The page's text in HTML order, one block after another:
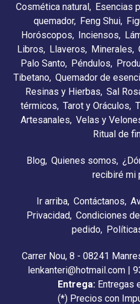
Cosmética natural Esencias
quemador
Feng Shui
Horóscopos
Inciensos
Libros
Llaveros Minerales
Palo Santo Péndulos
Tibetano Quemador de
Resinas y Hierbas Sal
térmicos Tarot y Oráculos
Artesanales Velas y
Ritual de
Blog Quienes somos
recibiré mi
Ir arriba Contáctanos
Privacidad Condiciones
pedido
Carrer Nou, 8 - 08241
lenkanteri@hotmail.com |
Entrega: Entregas
(*) Precios con